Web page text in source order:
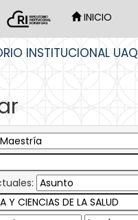
INICIO
INSTITUCIONAL UAQ